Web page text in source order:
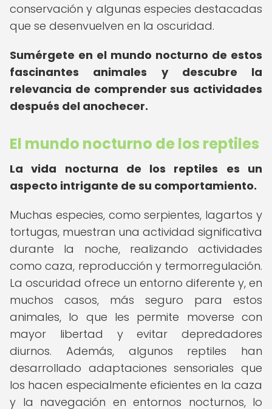
conservación y algunas especies destacadas
que se desenvuelven en la oscuridad.
Sumérgete en el mundo nocturno de estos
fascinantes animales y descubre la
relevancia de comprender sus actividades
después del anochecer.
El mundo nocturno de los reptiles
La vida nocturna de los reptiles es un
aspecto intrigante de su comportamiento.
Muchas especies, como serpientes, lagartos y
tortugas, muestran una actividad significativa
durante la noche, realizando actividades
como caza, reproducción y termorregulación.
La oscuridad ofrece un entorno diferente y, en
muchos casos, más seguro para estos
animales, lo que les permite moverse con
mayor libertad y evitar depredadores
diurnos. Además, algunos reptiles han
desarrollado adaptaciones sensoriales que
los hacen especialmente eficientes en la caza
y la navegación en entornos nocturnos, lo